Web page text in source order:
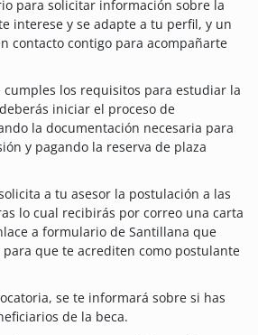
para solicitar información sobre la
interese y se adapte a tu perfil, y un
contacto contigo para acompañarte
los requisitos para estudiar la
iniciar el proceso de
la documentación necesaria para
y pagando la reserva de plaza
a tu asesor la postulación a las
lo cual recibirás por correo una carta
a formulario de Santillana que
que te acrediten como postulante
se te informará sobre si has
de la beca.